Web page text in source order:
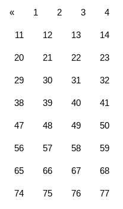
« 1 2 3 4
11 12 13 14
20 21 22 23
29 30 31 32
38 39 40 41
47 48 49 50
56 57 58 59
65 66 67 68
74 75 76 77